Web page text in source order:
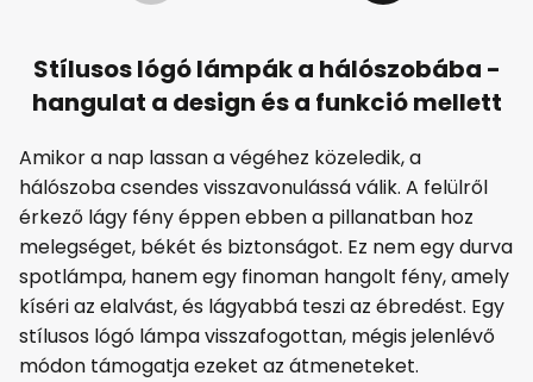
Stílusos lógó lámpák a hálószobába -
hangulat a design és a funkció mellett
Amikor a nap lassan a végéhez közeledik, a
hálószoba csendes visszavonulássá válik. A felülről
érkező lágy fény éppen ebben a pillanatban hoz
melegséget, békét és biztonságot. Ez nem egy durva
spotlámpa, hanem egy finoman hangolt fény, amely
kíséri az elalvást, és lágyabbá teszi az ébredést. Egy
stílusos lógó lámpa visszafogottan, mégis jelenlévő
módon támogatja ezeket az átmeneteket.